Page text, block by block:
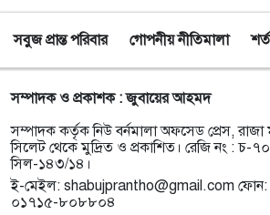
সিলেটে চার বছরের শিশু ফাহিমা
জাকিরের ফাঁসি, ৫ লাখ টাকা জরিমানা
৯
নয়াদিল্লিতে সাজাপ্রাপ্ত গণহত্যাকারী
সংবাদমাধ্যমের মুখোমুখি হতে
১০
বড়লেখায় গণভোটের রায় ও জুলাই
দাবিতে জামায়াতের সমাবেশ ও
১১
সবুজ প্রান্ত পরিবার গোপনীয় নীতিমালা
সম্পাদক ও প্রকাশক : জুবায়ের আহমদ
সম্পাদক কর্তৃক নিউ বর্নমালা অফসেড প্রেস, রাজা
সিলেট থেকে মুদ্রিত ও প্রকাশিত। রেজি নং : চ-
সিল-১৪৩/১৪।
ই-মেইল: shabujprantho@gmail.com
০১৭১৫-৮০৮৮০৪